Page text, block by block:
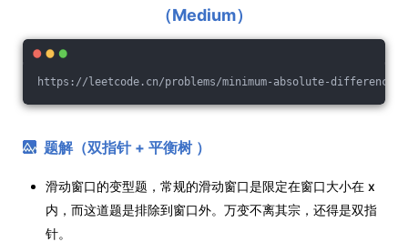
（Medium）
https://leetcode.cn/problems/minimum-absolute-difference-
题解（双指针 + 平衡树 ）
滑动窗口的变型题，常规的滑动窗口是限定在窗口大小在 x
内，而这道题是排除到窗口外。万变不离其宗，还得是双指
针。